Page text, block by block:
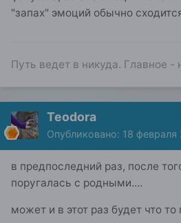
"запах" эмоций обычно
Путь ведет в никуда. Главное -
Teodora
Опубликовано: 18 февраля
в предпоследний раз, после
поругалась с родными....
может и в этот раз будет что